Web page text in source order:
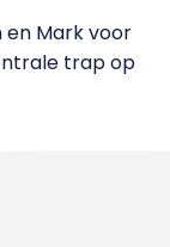
en Mark voor
trap op